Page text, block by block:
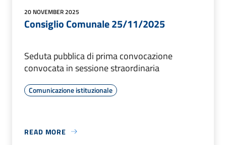
20 NOVEMBER 2025
Consiglio Comunale 25/11/2025
Seduta pubblica di prima convocazione
convocata in sessione straordinaria
Comunicazione istituzionale
READ MORE